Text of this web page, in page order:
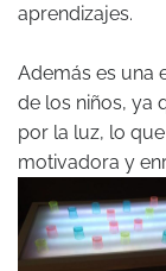
aprendizajes.
Además es una
de los niños, ya
por la luz, lo
motivadora y